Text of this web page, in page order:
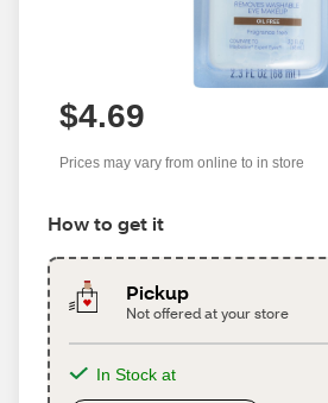
$4.69
Prices may vary from online to in store
How to get it
Pickup
Not offered at your store
In Stock at